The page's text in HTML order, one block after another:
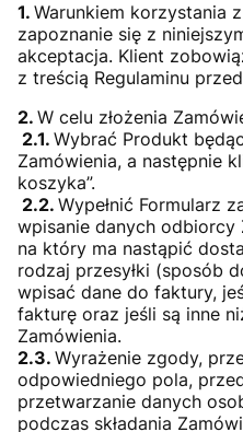
1. Warunkiem korzystania
zapoznanie się z
akceptacja. Klient
z treścią Regulaminu
2. W celu złożenia
2.1. Wybrać Produkt
Zamówienia, a następnie
koszyka”.
2.2. Wypełnić Formularz
wpisanie danych odbiorcy
na który ma nastąpić
rodzaj przesyłki (sposób
wpisać dane do faktury,
fakturę oraz jeśli są inne
Zamówienia.
2.3. Wyrażenie zgody,
odpowiedniego pola,
przetwarzanie danych
podczas składania